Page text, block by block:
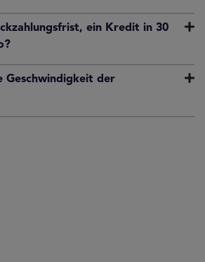
ein Kredit in 30
Geschwindigkeit der